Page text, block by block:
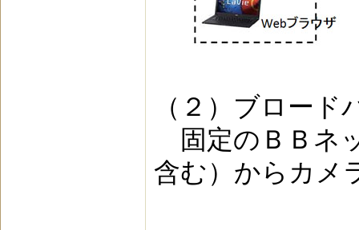
（２）ブロー
固定のＢＢネ
含む）からカメ